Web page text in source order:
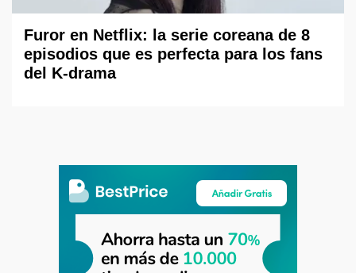
Furor en Netflix: la serie coreana de 8
episodios que es perfecta para los fans
del K-drama